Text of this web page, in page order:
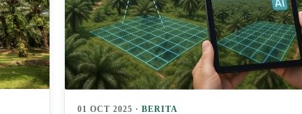
01 OCT 2025 ·BERITA